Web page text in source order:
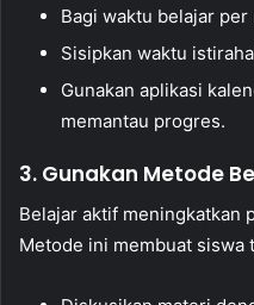
Bagi waktu belajar per
Sisipkan waktu
Gunakan aplikasi
memantau progres.
3. Gunakan Metode
Belajar aktif meningkatkan
Metode ini membuat siswa